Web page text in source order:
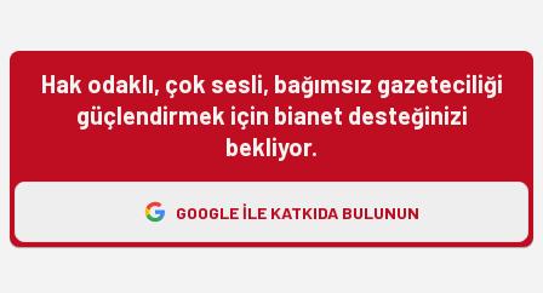
Hak odaklı, çok sesli, bağımsız gazeteciliği
güçlendirmek için bianet desteğinizi
bekliyor.
GOOGLE ILE KATKIDA BULUNUN